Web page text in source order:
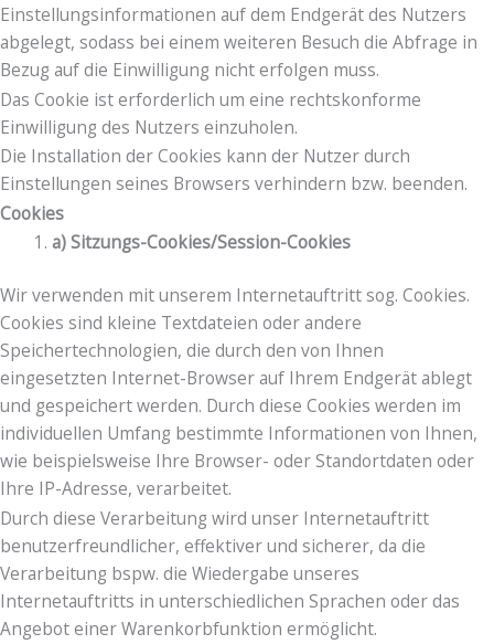
Einstellungsinformationen auf dem Endgerät des Nutzers
abgelegt, sodass bei einem weiteren Besuch die Abfrage in
Bezug auf die Einwilligung nicht erfolgen muss.
Das Cookie ist erforderlich um eine rechtskonforme
Einwilligung des Nutzers einzuholen.
Die Installation der Cookies kann der Nutzer durch
Einstellungen seines Browsers verhindern bzw. beenden.
Cookies
a) Sitzungs-Cookies/Session-Cookies
Wir verwenden mit unserem Internetauftritt sog. Cookies.
Cookies sind kleine Textdateien oder andere
Speichertechnologien, die durch den von Ihnen
eingesetzten Internet-Browser auf Ihrem Endgerät ablegt
und gespeichert werden. Durch diese Cookies werden im
individuellen Umfang bestimmte Informationen von Ihnen,
wie beispielsweise Ihre Browser- oder Standortdaten oder
Ihre IP-Adresse, verarbeitet.
Durch diese Verarbeitung wird unser Internetauftritt
benutzerfreundlicher, effektiver und sicherer, da die
Verarbeitung bspw. die Wiedergabe unseres
Internetauftritts in unterschiedlichen Sprachen oder das
Angebot einer Warenkorbfunktion ermöglicht.